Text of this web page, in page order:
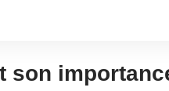
son